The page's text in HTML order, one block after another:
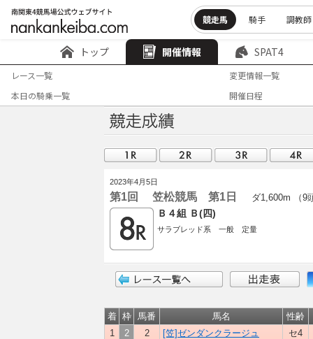
競走馬 騎手 調教師
トップ 開催情報 SPAT4
レース一覧
変更情報一覧
本日の騎乗一覧
開催日程
2023年4月5日
第1回 笠松競馬 第1日 ダ1,600m （9
Ｂ４組 Ｂ(四)
サラブレッド系 一般 定量
着 枠 馬番 馬名
性齢
1
2 2 [笠]ゼンダンクラージュ
セ4